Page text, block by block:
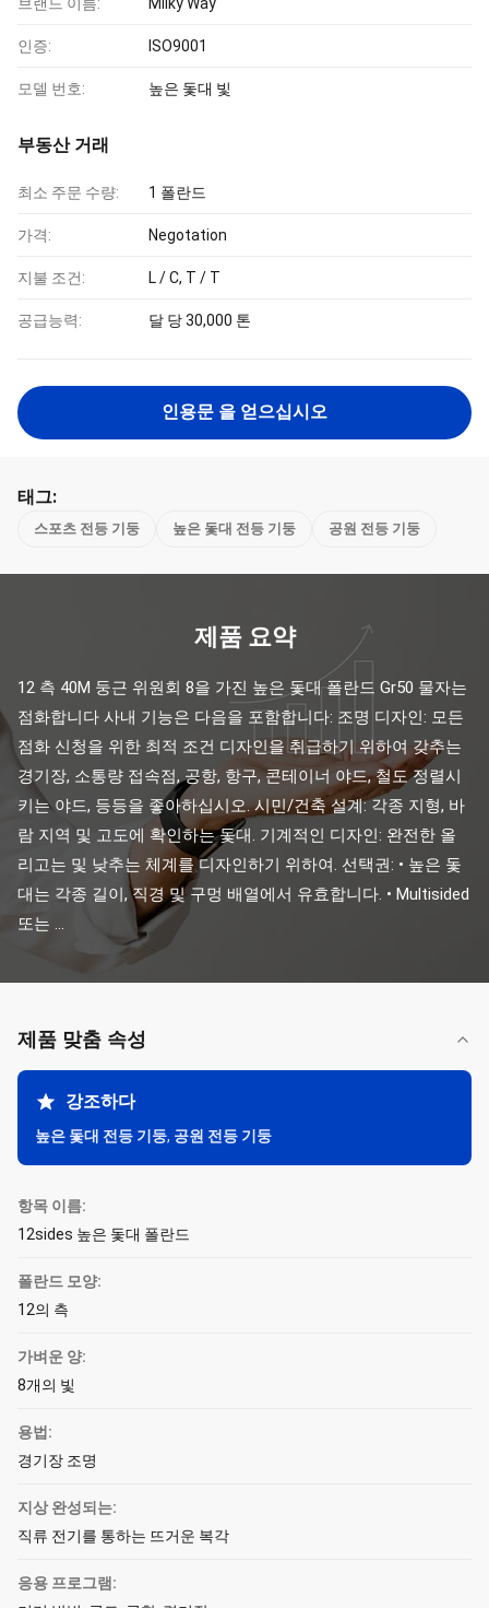
인증: ISO9001
모델 번호: 높은 돛대 빛
부동산 거래
최소 주문 수량: 1 폴란드
가격: Negotation
지불 조건: L / C, T / T
공급능력: 달 당 30,000 톤
인용문 을 얻으십시오
태그:
스포츠 전등 기둥 높은 돛대 전등 기둥 공원 전등 기둥
제품 요약
12 측 40M 둥근 위원회 8을 가진 높은 돛대 폴란드 Gr50 물자는
점화합니다 사내 기능은 다음을 포함합니다: 조명 디자인: 모든
점화 신청을 위한 최적 조건 디자인을 취급하기 위하여 갖추는
경기장, 소통량 접속점, 공항, 항구, 콘테이너 야드, 철도 정렬시
키는 야드, 등등을 좋아하십시오. 시민/건축 설계: 각종 지형, 바
람 지역 및 고도에 확인하는 돛대. 기계적인 디자인: 완전한 올
리고는 및 낮추는 체계를 디자인하기 위하여. 선택권: • 높은 돛
대는 각종 길이, 직경 및 구멍 배열에서 유효합니다. • Multisided
또는 ...
제품 맞춤 속성
강조하다
높은 돛대 전등 기둥, 공원 전등 기둥
항목 이름:
12sides 높은 돛대 폴란드
폴란드 모양:
12의 측
가벼운 양:
8개의 빛
용법:
경기장 조명
지상 완성되는:
직류 전기를 통하는 뜨거운 복각
응용 프로그램: